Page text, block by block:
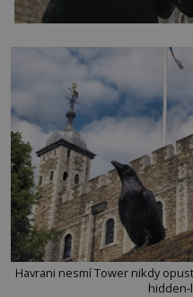
Havrani nesmí Tower nikdy